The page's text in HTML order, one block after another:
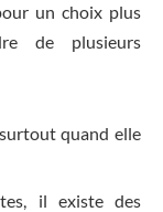
un choix plus
de plusieurs
quand elle
il existe des